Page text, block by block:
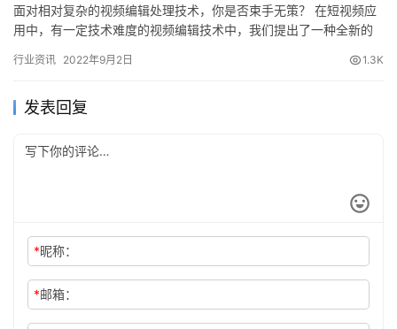
用中，有一定技术难度的视频编辑技术中，我们提出了一种全新的
解决方法：画板和画笔。短视频处理，用画板和画笔，就够了！ 我
们…
发表回复
*昵称：
*邮箱：